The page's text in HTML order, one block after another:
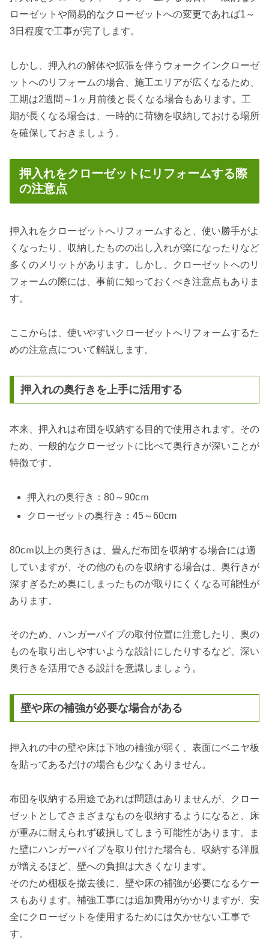
ローゼットや簡易的なクローゼットへの変更であれば1～
3日程度で工事が完了します。
しかし、押入れの解体や拡張を伴うウォークインクローゼ
ットへのリフォームの場合、施工エリアが広くなるため、
工期は2週間～1ヶ月前後と長くなる場合もあります。工
期が長くなる場合は、一時的に荷物を収納しておける場所
を確保しておきましょう。
押入れをクローゼットにリフォームする際
の注意点
押入れをクローゼットへリフォームすると、使い勝手がよ
くなったり、収納したものの出し入れが楽になったりなど
多くのメリットがあります。しかし、クローゼットへのリ
フォームの際には、事前に知っておくべき注意点もありま
す。
ここからは、使いやすいクローゼットへリフォームするた
めの注意点について解説します。
押入れの奥行きを上手に活用する
本来、押入れは布団を収納する目的で使用されます。その
ため、一般的なクローゼットに比べて奥行きが深いことが
特徴です。
押入れの奥行き：80～90cｍ
クローゼットの奥行き：45～60cm
80cｍ以上の奥行きは、畳んだ布団を収納する場合には適
していますが、その他のものを収納する場合は、奥行きが
深すぎるため奥にしまったものが取りにくくなる可能性が
あります。
そのため、ハンガーパイプの取付位置に注意したり、奥の
ものを取り出しやすいような設計にしたりするなど、深い
奥行きを活用できる設計を意識しましょう。
壁や床の補強が必要な場合がある
押入れの中の壁や床は下地の補強が弱く、表面にベニヤ板
を貼ってあるだけの場合も少なくありません。
布団を収納する用途であれば問題はありませんが、クロー
ゼットとしてさまざまなものを収納するようになると、床
が重みに耐えられず破損してしまう可能性があります。ま
た壁にハンガーパイプを取り付けた場合も、収納する洋服
が増えるほど、壁への負担は大きくなります。
そのため棚板を撤去後に、壁や床の補強が必要になるケー
スもあります。補強工事には追加費用がかかりますが、安
全にクローゼットを使用するためには欠かせない工事で
す。